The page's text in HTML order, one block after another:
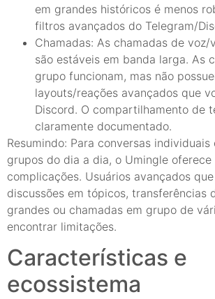
em grandes históricos é menos
filtros avançados do Telegram/
Chamadas: As chamadas de
são estáveis em banda larga. As
grupo funcionam, mas não
layouts/reações avançados que
Discord. O compartilhamento de
claramente documentado.
Resumindo: Para conversas individuais
grupos do dia a dia, o Umingle oferece
complicações. Usuários avançados
discussões em tópicos, transferências
grandes ou chamadas em grupo de
encontrar limitações.
Características e
ecossistema